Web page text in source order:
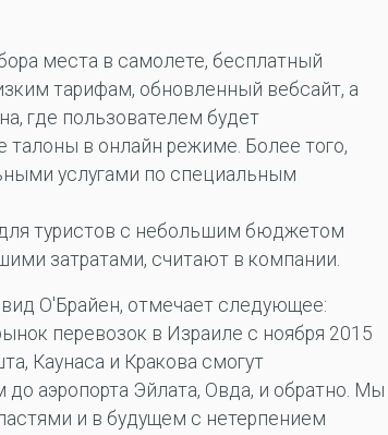
места в самолете, бесплатный
тарифам, обновленный вебсайт, а
где пользователем будет
в онлайн режиме. Более того,
услугами по специальным
туристов с небольшим бюджетом
затратами, считают в компании.
О'Брайен, отмечает следующее:
перевозок в Израиле с ноября 2015
Каунаса и Кракова смогут
аэропорта Эйлата, Овда, и обратно. Мы
и в будущем с нетерпением